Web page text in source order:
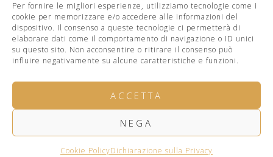
Per fornire le migliori esperienze, utilizziamo tecnologie come i
cookie per memorizzare e/o accedere alle informazioni del
dispositivo. Il consenso a queste tecnologie ci permetterà di
elaborare dati come il comportamento di navigazione o ID unici
su questo sito. Non acconsentire o ritirare il consenso può
influire negativamente su alcune caratteristiche e funzioni.
ACCETTA
NEGA
Cookie PolicyDichiarazione sulla Privacy
Autenticato il:
Privacy Policy
Bugno Art Gallery